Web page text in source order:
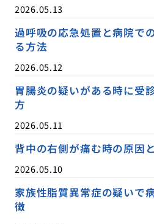
2026.05.13
過呼吸の応急処置と病院で
る方法
2026.05.12
胃腸炎の疑いがある時に受
方
2026.05.11
背中の右側が痛む時の原因
2026.05.10
家族性脂質異常症の疑いで
徴